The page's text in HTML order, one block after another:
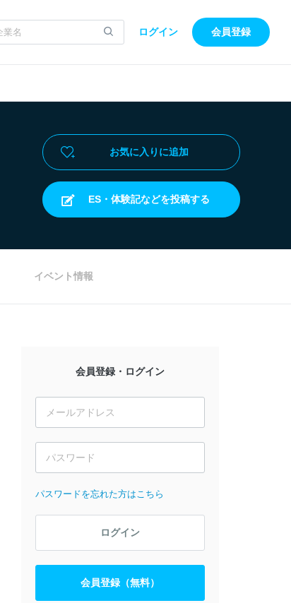
ログイン 会員登録
お気に入りに追加
ES・体験記などを投稿する
イベント情報
会員登録・ログイン
パスワードを忘れた方はこちら
ログイン
会員登録（無料）